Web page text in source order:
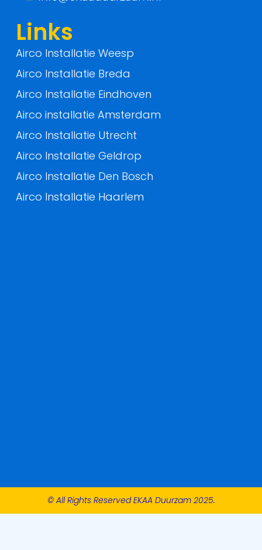
Links
Airco Installatie Weesp
Airco Installatie Breda
Airco Installatie Eindhoven
Airco installatie Amsterdam
Airco Installatie Utrecht
Airco Installatie Geldrop
Airco Installatie Den Bosch
Airco Installatie Haarlem
© All Rights Reserved EKAA Duurzam 2025.